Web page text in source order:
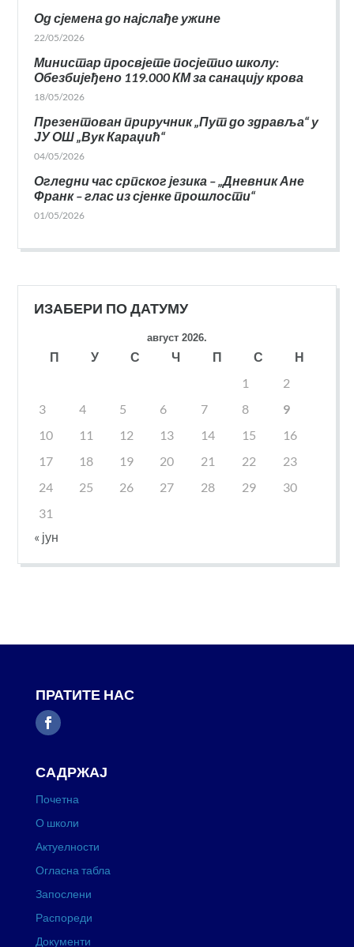
Од сјемена до најслађе ужине
22/05/2026
Министар просвјете посјетио школу:
Обезбијеђено 119.000 КМ за санацију крова
18/05/2026
Презентован приручник „Пут до здравља“ у
ЈУ ОШ „Вук Караџић“
04/05/2026
Огледни час српског језика – „Дневник Ане
Франк – глас из сјенке прошлости“
01/05/2026
ИЗАБЕРИ ПО ДАТУМУ
август 2026.
П У С Ч П С
Н
1
2
3
4 5 6 7 8
9
10
11 12 13 14 15
16
17
18 19 20 21 22
23
24
25 26 27 28 29
30
31
« јун
ПРАТИТЕ НАС
САДРЖАЈ
Почетна
О школи
Актуелности
Огласна табла
Запослени
Распореди
Документи